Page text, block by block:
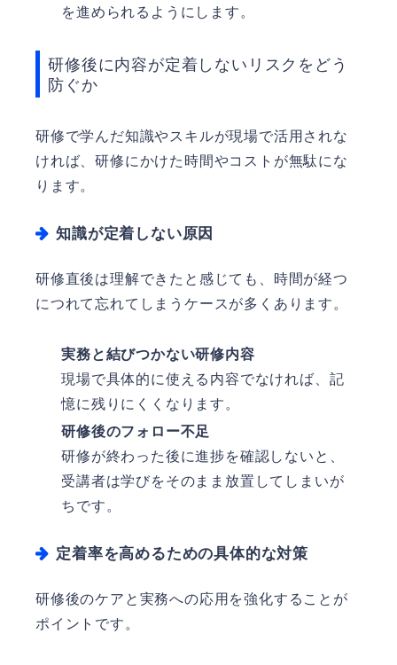
を進められるようにします。
研修後に内容が定着しないリスクをどう
防ぐか
研修で学んだ知識やスキルが現場で活用されな
ければ、研修にかけた時間やコストが無駄にな
ります。
知識が定着しない原因
研修直後は理解できたと感じても、時間が経つ
につれて忘れてしまうケースが多くあります。
実務と結びつかない研修内容
現場で具体的に使える内容でなければ、記
憶に残りにくくなります。
研修後のフォロー不足
研修が終わった後に進捗を確認しないと、
受講者は学びをそのまま放置してしまいが
ちです。
定着率を高めるための具体的な対策
研修後のケアと実務への応用を強化することが
ポイントです。